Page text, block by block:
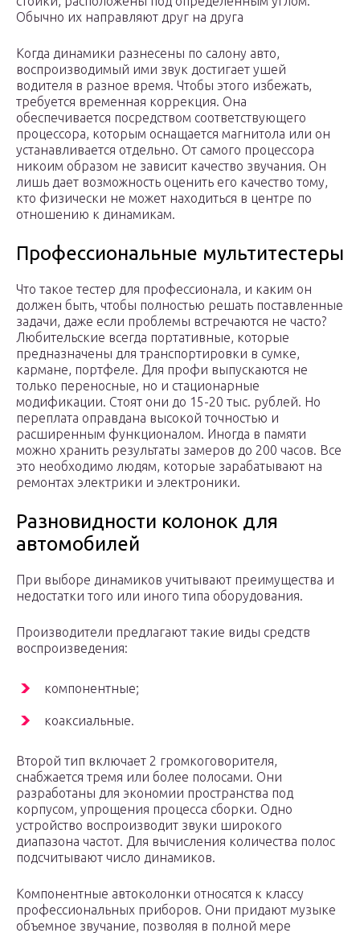
Обычно их направляют друг на друга
Когда динамики разнесены по салону авто,
воспроизводимый ими звук достигает ушей
водителя в разное время. Чтобы этого избежать,
требуется временная коррекция. Она
обеспечивается посредством соответствующего
процессора, которым оснащается магнитола или он
устанавливается отдельно. От самого процессора
никоим образом не зависит качество звучания. Он
лишь дает возможность оценить его качество тому,
кто физически не может находиться в центре по
отношению к динамикам.
Профессиональные мультитестеры
Что такое тестер для профессионала, и каким он
должен быть, чтобы полностью решать поставленные
задачи, даже если проблемы встречаются не часто?
Любительские всегда портативные, которые
предназначены для транспортировки в сумке,
кармане, портфеле. Для профи выпускаются не
только переносные, но и стационарные
модификации. Стоят они до 15-20 тыс. рублей. Но
переплата оправдана высокой точностью и
расширенным функционалом. Иногда в памяти
можно хранить результаты замеров до 200 часов. Все
это необходимо людям, которые зарабатывают на
ремонтах электрики и электроники.
Разновидности колонок для
автомобилей
При выборе динамиков учитывают преимущества и
недостатки того или иного типа оборудования.
Производители предлагают такие виды средств
воспроизведения:
компонентные;
коаксиальные.
Второй тип включает 2 громкоговорителя,
снабжается тремя или более полосами. Они
разработаны для экономии пространства под
корпусом, упрощения процесса сборки. Одно
устройство воспроизводит звуки широкого
диапазона частот. Для вычисления количества полос
подсчитывают число динамиков.
Компонентные автоколонки относятся к классу
профессиональных приборов. Они придают музыке
объемное звучание, позволяя в полной мере